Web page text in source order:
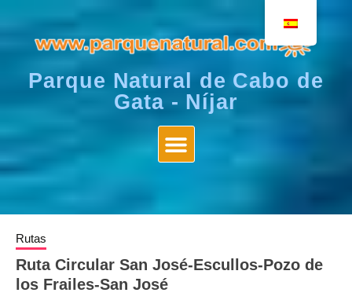
Parque Natural de Cabo de
Gata - Níjar
Rutas
Ruta Circular San José-Escullos-Pozo de
los Frailes-San José